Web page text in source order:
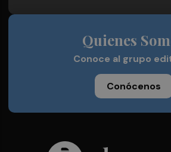
Quienes
Conoce al grupo
Conócenos